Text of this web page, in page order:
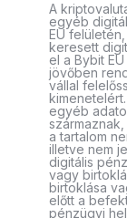
A
egyéb
EU
keresett
el a Bybit
jövőben
vállal
egyéb
a tartalom
illetve nem
digitális
vagy
birtoklása
előtt a
pénzügyi